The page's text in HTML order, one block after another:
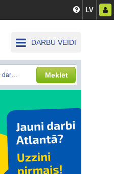
LV
DARBU VEIDI
Meklēt